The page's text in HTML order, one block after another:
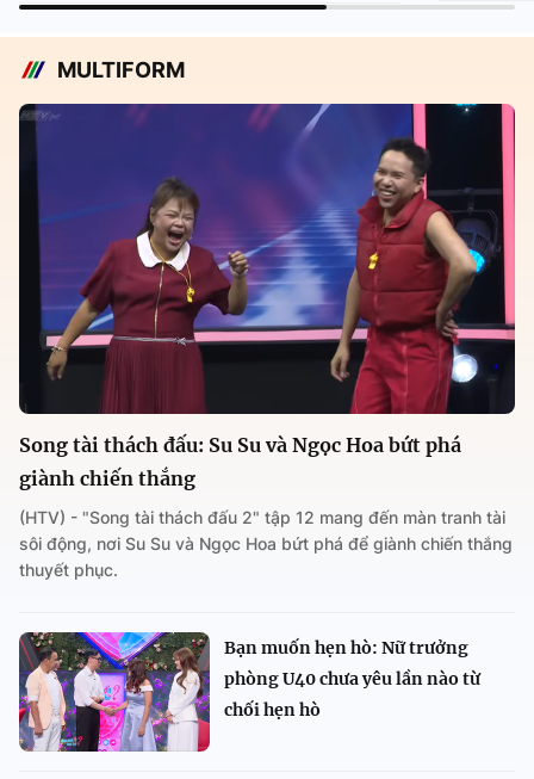
MULTIFORM
Song tài thách đấu: Su Su và Ngọc Hoa bứt phá
giành chiến thắng
(HTV) - "Song tài thách đấu 2" tập 12 mang đến màn tranh tài
sôi động, nơi Su Su và Ngọc Hoa bứt phá để giành chiến thắng
thuyết phục.
Bạn muốn hẹn hò: Nữ trưởng
phòng U40 chưa yêu lần nào từ
chối hẹn hò